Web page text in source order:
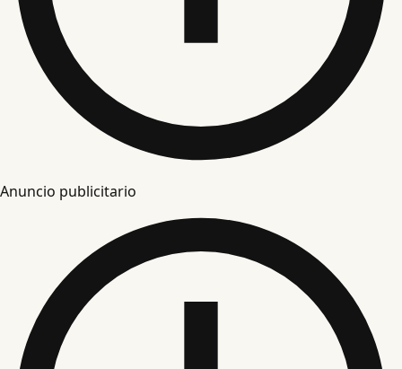
Anuncio publicitario